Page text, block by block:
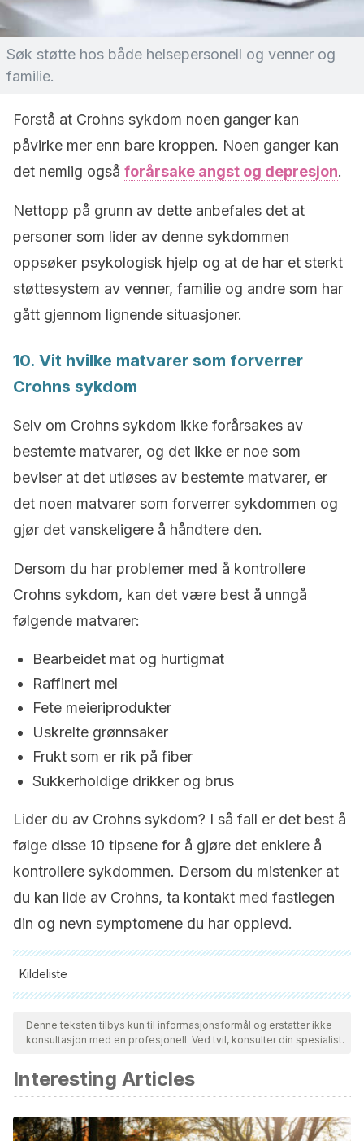
Søk støtte hos både helsepersonell og venner og
familie.
Forstå at Crohns sykdom noen ganger kan
påvirke mer enn bare kroppen. Noen ganger kan
det nemlig også forårsake angst og depresjon.
Nettopp på grunn av dette anbefales det at
personer som lider av denne sykdommen
oppsøker psykologisk hjelp og at de har et sterkt
støttesystem av venner, familie og andre som har
gått gjennom lignende situasjoner.
10. Vit hvilke matvarer som forverrer
Crohns sykdom
Selv om Crohns sykdom ikke forårsakes av
bestemte matvarer, og det ikke er noe som
beviser at det utløses av bestemte matvarer, er
det noen matvarer som forverrer sykdommen og
gjør det vanskeligere å håndtere den.
Dersom du har problemer med å kontrollere
Crohns sykdom, kan det være best å unngå
følgende matvarer:
Bearbeidet mat og hurtigmat
Raffinert mel
Fete meieriprodukter
Uskrelte grønnsaker
Frukt som er rik på fiber
Sukkerholdige drikker og brus
Lider du av Crohns sykdom? I så fall er det best å
følge disse 10 tipsene for å gjøre det enklere å
kontrollere sykdommen. Dersom du mistenker at
du kan lide av Crohns, ta kontakt med fastlegen
din og nevn symptomene du har opplevd.
Kildeliste
Alle siterte kilder ble grundig gjennomgått av teamet vårt for å
sikre deres kvalitet, pålitelighet, aktualitet og validitet.
Bibliografien i denne artikkelen ble betraktet som pålitelig og
Lichtenstein, G. R., Loftus, E. V., Isaacs, K. L., Regueiro, M.
D., Gerson, L. B., & Sands, B. E. (2018). ACG Clinical
Guideline: Management of Crohn’s Disease in Adults.
Denne teksten tilbys kun til informasjonsformål og erstatter ikke
konsultasjon med en profesjonell. Ved tvil, konsulter din spesialist.
Interesting Articles